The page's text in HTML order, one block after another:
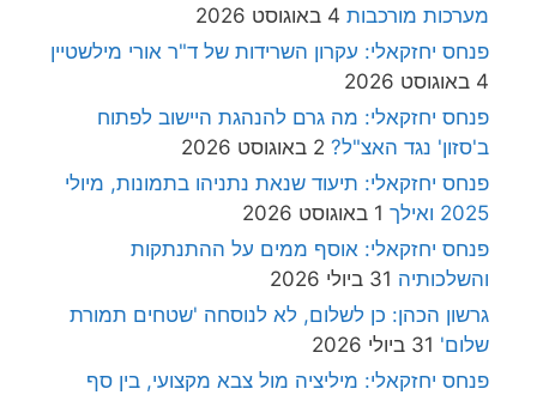
מערכות מורכבות 4 באוגוסט 2026
פנחס יחזקאלי: עקרון השרידות של ד"ר אורי מילשטיין
4 באוגוסט 2026
פנחס יחזקאלי: מה גרם להנהגת היישוב לפתוח
ב'סזון' נגד האצ"ל? 2 באוגוסט 2026
פנחס יחזקאלי: תיעוד שנאת נתניהו בתמונות, מיולי
2025 ואילך
1 באוגוסט 2026
פנחס יחזקאלי: אוסף ממים על ההתנתקות
והשלכותיה 31 ביולי 2026
גרשון הכהן: כן לשלום, לא לנוסחה 'שטחים תמורת
שלום' 31 ביולי 2026
פנחס יחזקאלי: מיליציה מול צבא מקצועי, בין סף